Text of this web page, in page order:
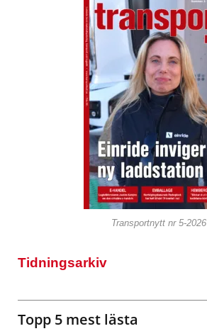
Transportnytt nr 5-2026
Tidningsarkiv
Topp 5 mest lästa